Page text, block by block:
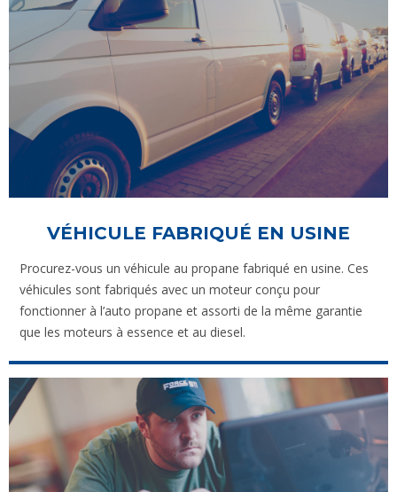
VÉHICULE FABRIQUÉ EN USINE
Procurez-vous un véhicule au propane fabriqué en usine. Ces
véhicules sont fabriqués avec un moteur conçu pour
fonctionner à l’auto propane et assorti de la même garantie
que les moteurs à essence et au diesel.